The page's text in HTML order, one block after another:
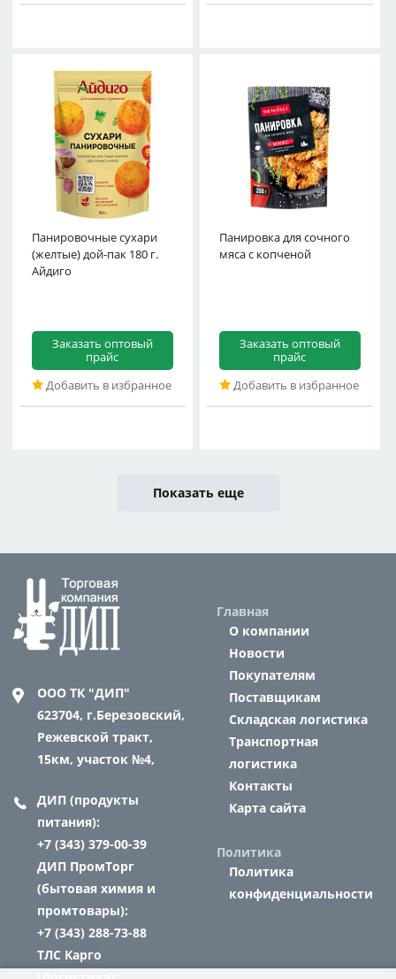
Панировочные сухари
(желтые) дой-пак 180 г.
Айдиго
Заказать оптовый
прайс
Добавить в избранное
Панировка для сочного
мяса с копченой
паприкой и кунжутом
Заказать оптовый
прайс
Добавить в избранное
Показать еще
ООО ТК "ДИП"
623704, г.Березовский,
Режевской тракт,
15км, участок №4,
ДИП (продукты
питания):
+7 (343) 379-00-39
ДИП ПромТорг
(бытовая химия и
промтовары):
+7 (343) 288-73-88
ТЛС Карго
Главная
О компании
Новости
Покупателям
Поставщикам
Складская логистика
Транспортная
логистика
Контакты
Карта сайта
Политика
Политика
конфиденциальности